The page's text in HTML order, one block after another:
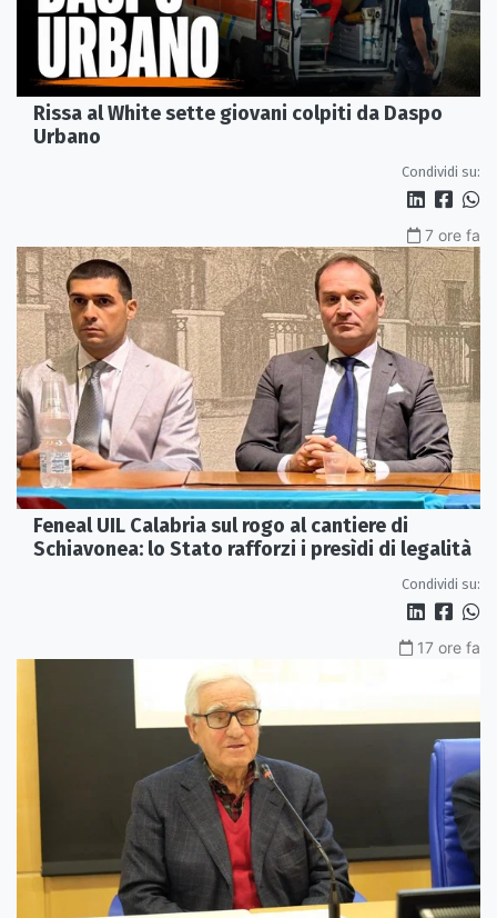
Rissa al White sette giovani colpiti da Daspo
Urbano
Condividi su:
7 ore fa
Feneal UIL Calabria sul rogo al cantiere di
Schiavonea: lo Stato rafforzi i presìdi di legalità
Condividi su:
17 ore fa